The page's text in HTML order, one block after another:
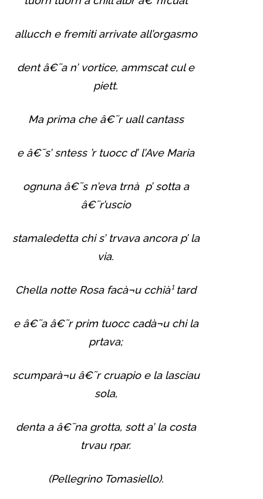
allucch e fremiti arrivate all’orgasmo
dent â€˜a n’ vortice, ammscat cul e
piett.
Ma prima che â€˜r uall cantass
e â€˜s’ sntess ’r tuocc d’ l’Ave Maria
ognuna â€˜s n’eva trnà p’ sotta a
â€˜r’uscio
stamaledetta chi s’ trvava ancora p’ la
via.
Chella notte Rosa facà¬u cchià¹ tard
e â€˜a â€˜r prim tuocc cadà¬u chi la
prtava;
scumparà¬u â€˜r cruapio e la lasciau
sola,
denta a â€˜na grotta, sott a’ la costa
trvau rpar.
(Pellegrino Tomasiello).